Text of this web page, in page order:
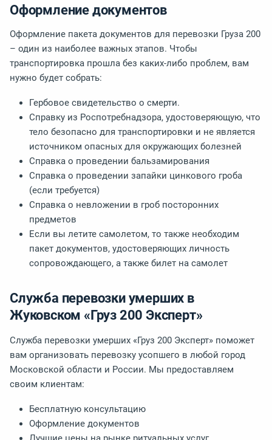
Оформление документов
Оформление пакета документов для перевозки Груза 200
– один из наиболее важных этапов. Чтобы
транспортировка прошла без каких-либо проблем, вам
нужно будет собрать:
Гербовое свидетельство о смерти.
Справку из Роспотребнадзора, удостоверяющую, что
тело безопасно для транспортировки и не является
источником опасных для окружающих болезней
Справка о проведении бальзамирования
Справка о проведении запайки цинкового гроба
(если требуется)
Справка о невложении в гроб посторонних
предметов
Если вы летите самолетом, то также необходим
пакет документов, удостоверяющих личность
сопровождающего, а также билет на самолет
Служба перевозки умерших в
Жуковском «Груз 200 Эксперт»
Служба перевозки умерших «Груз 200 Эксперт» поможет
вам организовать перевозку усопшего в любой город
Московской области и России. Мы предоставляем
своим клиентам:
Бесплатную консультацию
Оформление документов